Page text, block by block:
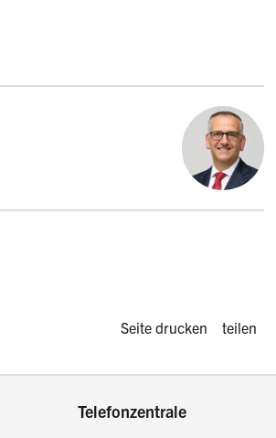
Diese Seite
Seite drucken teilen
Telefonzentrale